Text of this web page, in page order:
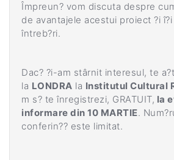
Împreun? vom discuta despre
de avantajele acestui proiect ?i
întreb?ri.
Dac? ?i-am stârnit interesul, te
la LONDRA la Institutul Cultural
m s? te înregistrezi, GRATUIT, la
informare din 10 MARTIE.
conferin?? este limitat.